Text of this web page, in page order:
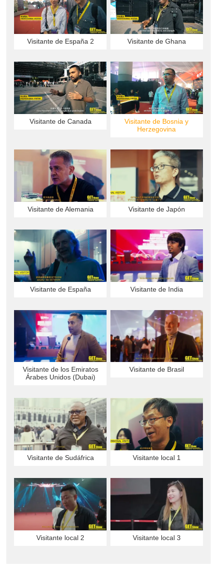
Visitante de España 2 Visitante de Ghana
Visitante de Canada
Visitante de Bosnia y
Herzegovina
Visitante de Alemania Visitante de Japón
Visitante de España Visitante de India
Visitante de los Emiratos
Árabes Unidos (Dubai)
Visitante de Brasil
Visitante de Sudáfrica Visitante local 1
Visitante local 2 Visitante local 3